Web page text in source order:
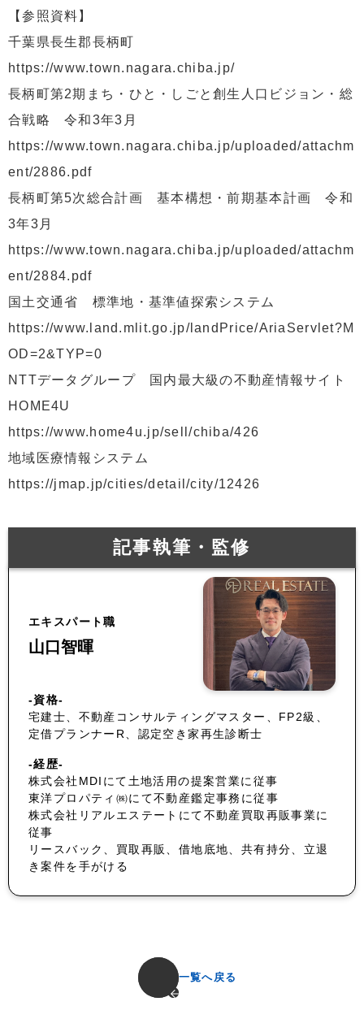
【参照資料】
千葉県長生郡長柄町
https://www.town.nagara.chiba.jp/
長柄町第2期まち・ひと・しごと創生人口ビジョン・総
合戦略 令和3年3月
https://www.town.nagara.chiba.jp/uploaded/attachm
ent/2886.pdf
長柄町第5次総合計画 基本構想・前期基本計画 令和
3年3月
https://www.town.nagara.chiba.jp/uploaded/attachm
ent/2884.pdf
国土交通省 標準地・基準値探索システム
https://www.land.mlit.go.jp/landPrice/AriaServlet?M
OD=2&TYP=0
NTTデータグループ 国内最大級の不動産情報サイト
HOME4U
https://www.home4u.jp/sell/chiba/426
地域医療情報システム
https://jmap.jp/cities/detail/city/12426
記事執筆・監修
エキスパート職
山口智暉
-資格-
宅建士、不動産コンサルティングマスター、FP2級、
定借プランナーR、認定空き家再生診断士
-経歴-
株式会社MDIにて土地活用の提案営業に従事
東洋プロパティ㈱にて不動産鑑定事務に従事
株式会社リアルエステートにて不動産買取再販事業に
従事
リースバック、買取再販、借地底地、共有持分、立退
き案件を手がける
一覧へ戻る